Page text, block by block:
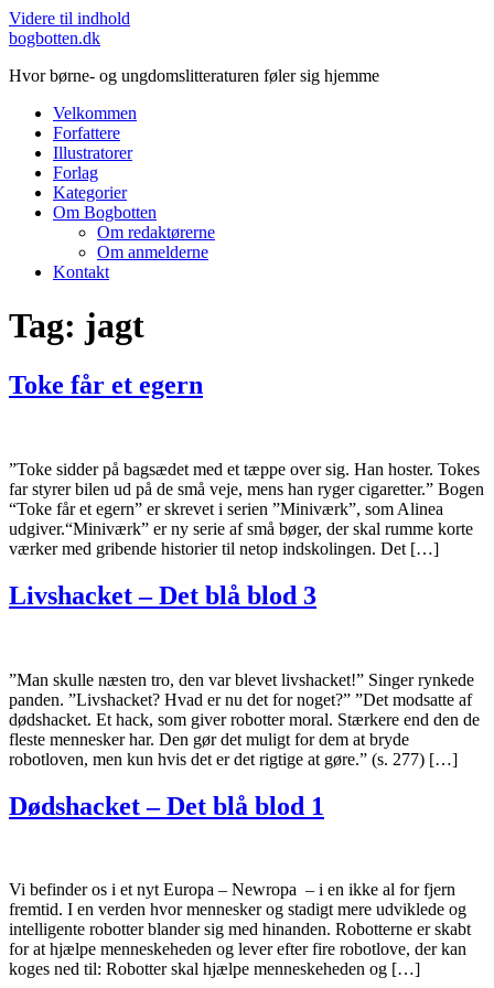
Videre til indhold
bogbotten.dk
Hvor børne- og ungdomslitteraturen føler sig hjemme
Velkommen
Forfattere
Illustratorer
Forlag
Kategorier
Om Bogbotten
Om redaktørerne
Om anmelderne
Kontakt
Tag: jagt
Toke får et egern
”Toke sidder på bagsædet med et tæppe over sig. Han hoster. Tokes
far styrer bilen ud på de små veje, mens han ryger cigaretter.” Bogen
“Toke får et egern” er skrevet i serien ”Miniværk”, som Alinea
udgiver.“Miniværk” er ny serie af små bøger, der skal rumme korte
værker med gribende historier til netop indskolingen. Det […]
Livshacket – Det blå blod 3
”Man skulle næsten tro, den var blevet livshacket!” Singer rynkede
panden. ”Livshacket? Hvad er nu det for noget?” ”Det modsatte af
dødshacket. Et hack, som giver robotter moral. Stærkere end den de
fleste mennesker har. Den gør det muligt for dem at bryde
robotloven, men kun hvis det er det rigtige at gøre.” (s. 277) […]
Dødshacket – Det blå blod 1
Vi befinder os i et nyt Europa – Newropa – i en ikke al for fjern
fremtid. I en verden hvor mennesker og stadigt mere udviklede og
intelligente robotter blander sig med hinanden. Robotterne er skabt
for at hjælpe menneskeheden og lever efter fire robotlove, der kan
koges ned til: Robotter skal hjælpe menneskeheden og […]